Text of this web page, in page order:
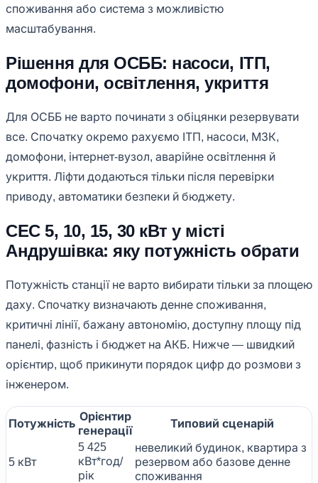
споживання або система з можливістю
масштабування.
Рішення для ОСББ: насоси, ІТП,
домофони, освітлення, укриття
Для ОСББ не варто починати з обіцянки резервувати
все. Спочатку окремо рахуємо ІТП, насоси, МЗК,
домофони, інтернет-вузол, аварійне освітлення й
укриття. Ліфти додаються тільки після перевірки
приводу, автоматики безпеки й бюджету.
СЕС 5, 10, 15, 30 кВт у місті
Андрушівка: яку потужність обрати
Потужність станції не варто вибирати тільки за площею
даху. Спочатку визначають денне споживання,
критичні лінії, бажану автономію, доступну площу під
панелі, фазність і бюджет на АКБ. Нижче — швидкий
орієнтир, щоб прикинути порядок цифр до розмови з
інженером.
Потужність
Орієнтир
генерації
Типовий сценарій
5 кВт
5 425
кВт*год/
рік
невеликий будинок, квартира з
резервом або базове денне
споживання